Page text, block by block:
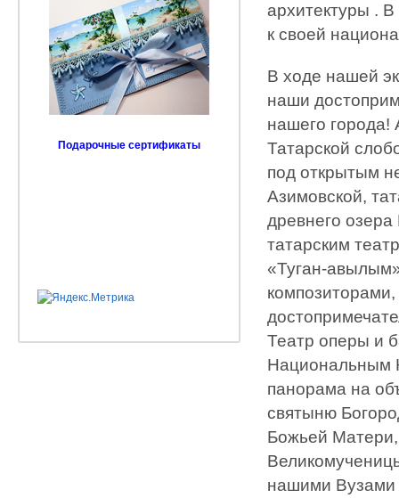
архитектуры .
к своей
В ходе нашей
наши
нашего города!
Татарской
под открытым
Азимовской,
древнего
татарским
«Туган-
Театр оперы и
Национальным
панорама на
святыню
Божьей
нашими Вузами
Подарочные сертификаты